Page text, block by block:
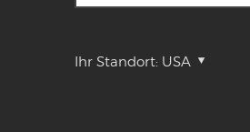
Ihr Standort: USA